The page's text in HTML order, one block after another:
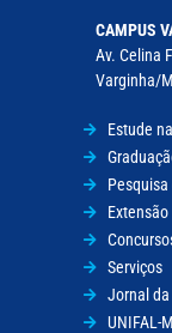
CAMPUS
Av. Celina
Varginha/
Estude
Extensão
Serviços
Jornal da
UNIFAL-